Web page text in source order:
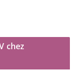
chez